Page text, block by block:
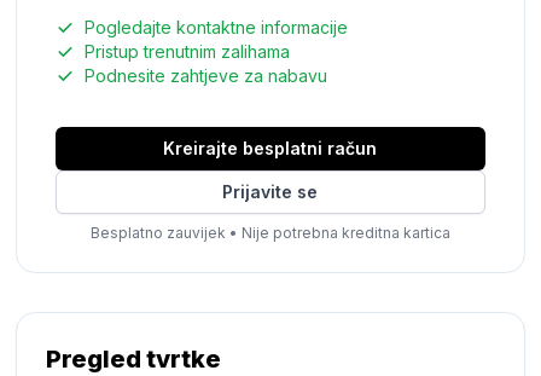
Pogledajte kontaktne informacije
Pristup trenutnim zalihama
Podnesite zahtjeve za nabavu
Kreirajte besplatni račun
Prijavite se
Besplatno zauvijek • Nije potrebna kreditna kartica
Pregled tvrtke